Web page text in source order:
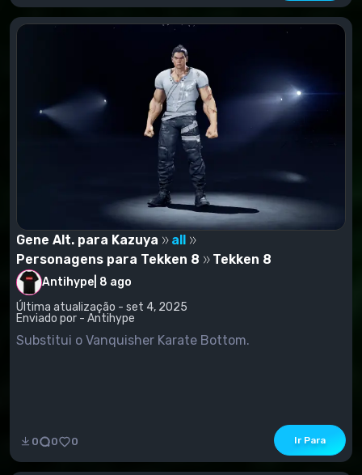
Gene Alt. para Kazuya
all
Personagens para Tekken 8
Tekken 8
Antihype 8 ago
Última atualização - set 4, 2025
Enviado por - Antihype
Substitui o Vanquisher Karate Bottom.
0 0 0 Ir Para